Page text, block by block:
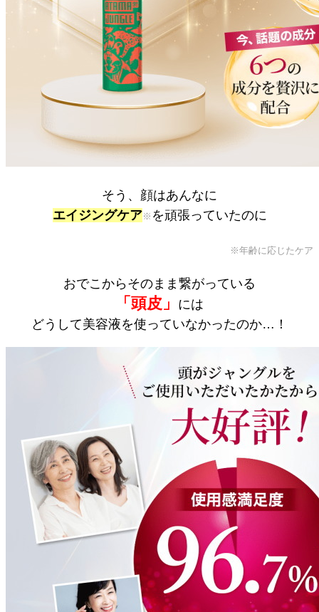
そう、顔はあんなに
エイジングケア※ を頑張っていたのに
※年齢に応じたケア
おでこからそのまま繋がっている
「頭皮」
には
どうして美容液を使っていなかったのか…！